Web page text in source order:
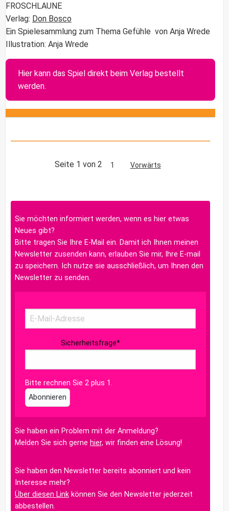
FROSCHLAUNE
Verlag: Don Bosco
Ein Spielesammlung zum Thema Gefühle von Anja Wrede
Illustration: Anja Wrede
Hier kann das Spiel direkt beim Verlag bestellt
werden.
Seite 1 von 2 1 Vorwärts
Sie möchten informiert werden, wenn es hier etwas
Neues gibt?
Bitte tragen Sie Ihre E-Mail ein. Damit ich Ihnen meinen
Newsletter zusenden kann, erlauben Sie mir, Ihre E-mail
zu speichern. Ich nutze sie ausschließlich, um Ihnen den
Newsletter zu senden.
Sicherheitsfrage*
Bitte rechnen Sie 2 plus 1.
Abonnieren
Sie haben ein Problem mit der Anmeldung?
Melden Sie sich gerne hier, wir finden eine Lösung!
Sie haben den Newsletter bereits abonniert und kein
Interesse mehr?
Über diesen Link können Sie den Newsletter jederzeit
abbestellen.